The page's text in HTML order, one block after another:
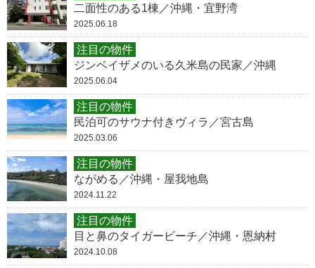
二面性のある1棟／沖縄・宜野湾
2025.06.18
注目の物件
ジンベイザメのいる久米島の民家／沖縄
2025.06.04
注目の物件
民泊可のサウナ付きヴィラ／宮古島
2025.03.06
注目の物件
ながめる／沖縄・屋我地島
2024.11.22
注目の物件
目と鼻のタイガービーチ／沖縄・恩納村
2024.10.08